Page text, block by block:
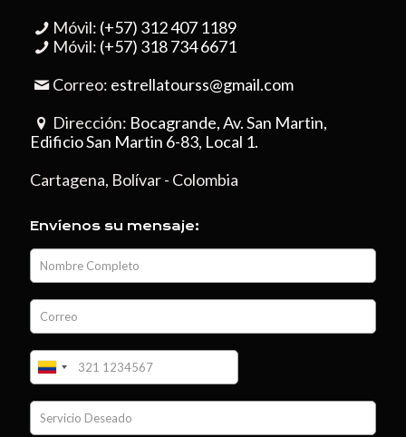
Móvil: (+57) 312 407 1189
Móvil: (+57) 318 734 6671
Correo: estrellatourss@gmail.com
Dirección: Bocagrande, Av. San Martin,
Edificio San Martin 6-83, Local 1.
Cartagena, Bolívar - Colombia
Envíenos su mensaje: